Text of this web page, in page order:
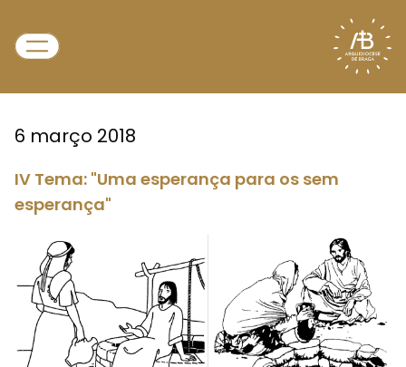
6 março 2018
IV Tema: "Uma esperança para os sem
esperança"